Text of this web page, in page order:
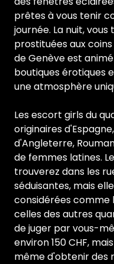
prêtes à vous tenir
journée. La nuit,
prostituées aux
de Genève est
boutiques érotiques
une atmosphère
Les escort girls du
originaires
d'Angleterre,
de femmes latines.
trouverez dans les
séduisantes, mais
considérées
celles des autres
de juger par vous-
environ 150 CHF,
même d'obtenir des